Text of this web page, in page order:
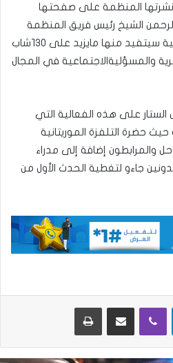
المنظمة على صفحتها
الشيخ رئيس فريق المنظمة
في موريتانيا فإن هذاه الفعالية سيتفيد منها مايزيد على ١٣٠شاب
والمسؤليةالاجتماعية في المجال
على هذه الفعالية التي
حضرة التلفزة الموريتانية
والمرابطون إضافة إلى مدراء
جاءو لتغطية الحدث الأول من
تيلقرام ڤايبر مشاركة عبر البريد طباعة